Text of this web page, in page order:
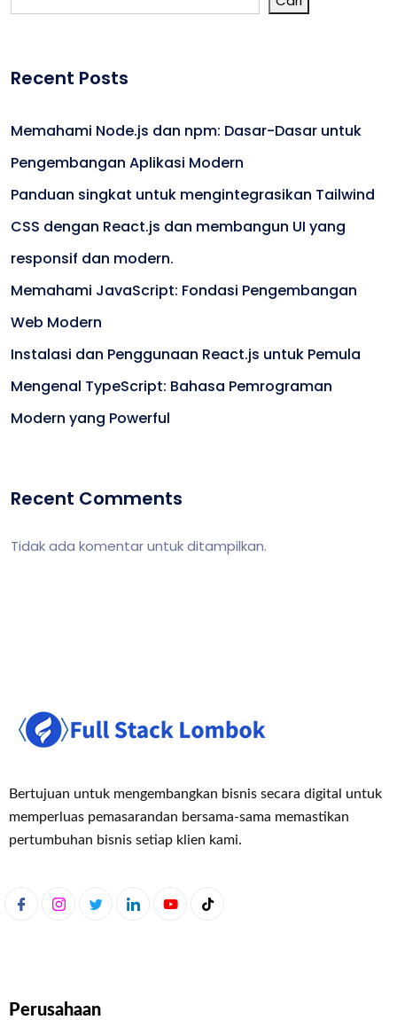
Recent Posts
Memahami Node.js dan npm: Dasar-Dasar untuk
Pengembangan Aplikasi Modern
Panduan singkat untuk mengintegrasikan Tailwind
CSS dengan React.js dan membangun UI yang
responsif dan modern.
Memahami JavaScript: Fondasi Pengembangan
Web Modern
Instalasi dan Penggunaan React.js untuk Pemula
Mengenal TypeScript: Bahasa Pemrograman
Modern yang Powerful
Recent Comments
Tidak ada komentar untuk ditampilkan.
Bertujuan untuk mengembangkan bisnis secara digital untuk
memperluas pemasarandan bersama-sama memastikan
pertumbuhan bisnis setiap klien kami.
Perusahaan